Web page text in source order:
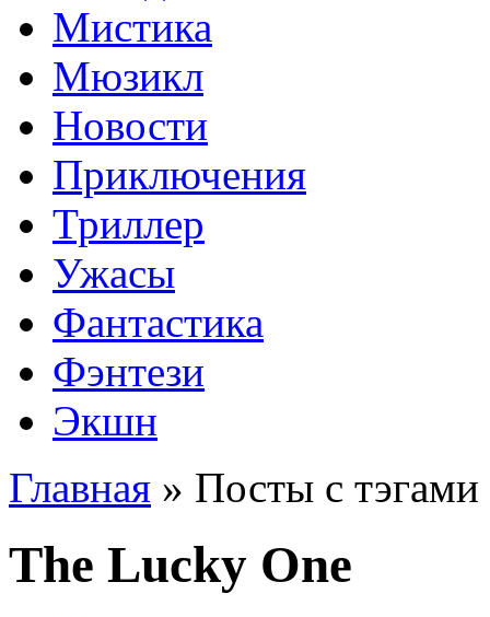
Мистика
Мюзикл
Новости
Приключения
Триллер
Ужасы
Фантастика
Фэнтези
Экшн
Главная » Посты с
The Lucky One